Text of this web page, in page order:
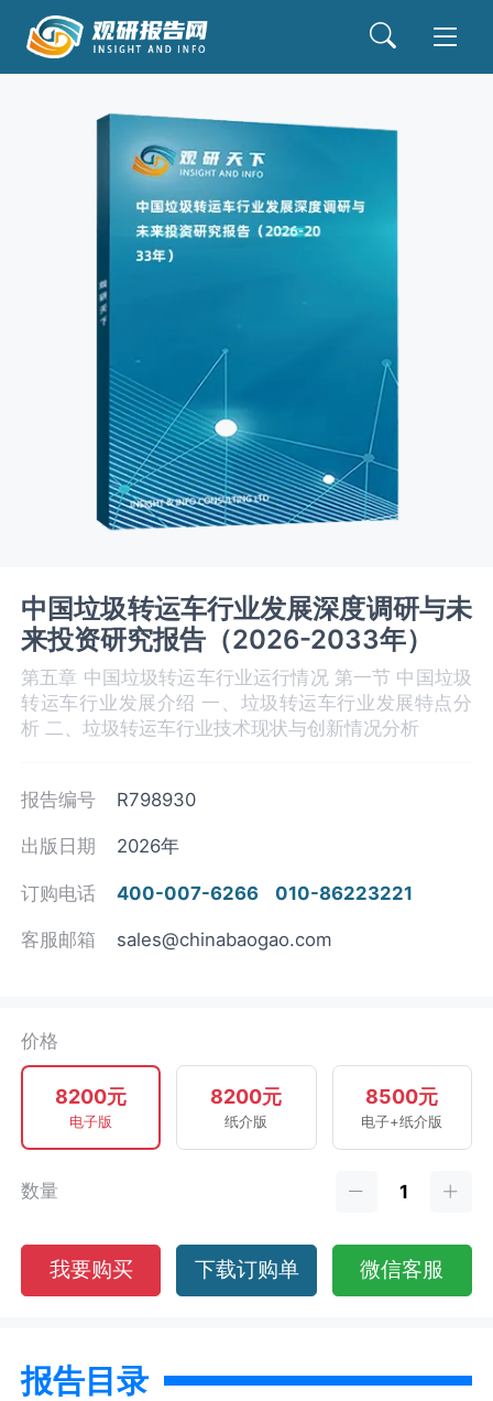
中国垃圾转运车行业发展深度调研与未
来投资研究报告（2026-2033年）
第五章 中国垃圾转运车‌‌‌行业运行情况 第一节 中国垃圾
转运车‌‌‌行业发展介绍 一、垃圾转运车行业发展特点分
析 二、垃圾转运车行业技术现状与创新情况分析
报告编号 R798930
出版日期 2026年
订购电话 400-007-6266 010-86223221
客服邮箱 sales@chinabaogao.com
价格
8200元
电子版
8200元
纸介版
8500元
电子+纸介版
数量
我要购买 下载订购单 微信客服
报告目录